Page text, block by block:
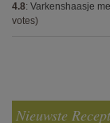
4.8: Varkenshaasje
votes)
Nieuwste